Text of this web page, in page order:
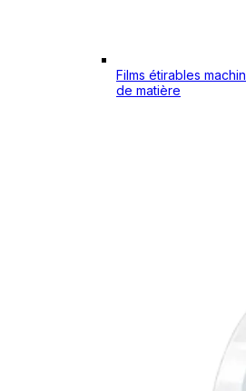
Films étirables
de matière